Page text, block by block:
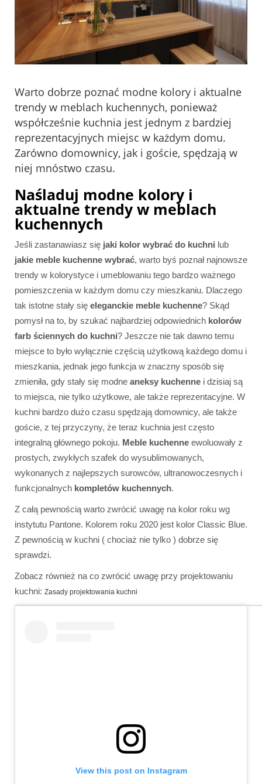
Warto dobrze poznać modne kolory i aktualne
trendy w meblach kuchennych, ponieważ
współcześnie kuchnia jest jednym z bardziej
reprezentacyjnych miejsc w każdym domu.
Zarówno domownicy, jak i goście, spędzają w
niej mnóstwo czasu.
Naśladuj modne kolory i
aktualne trendy w meblach
kuchennych
Jeśli zastanawiasz się jaki kolor wybrać do kuchni lub
jakie meble kuchenne wybrać, warto byś poznał najnowsze
trendy w kolorystyce i umeblowaniu tego bardzo ważnego
pomieszczenia w każdym domu czy mieszkaniu. Dlaczego
tak istotne stały się eleganckie meble kuchenne? Skąd
pomysł na to, by szukać najbardziej odpowiednich kolorów
farb ściennych do kuchni? Jeszcze nie tak dawno temu
miejsce to było wyłącznie częścią użytkową każdego domu i
mieszkania, jednak jego funkcja w znaczny sposób się
zmieniła, gdy stały się modne aneksy kuchenne i dzisiaj są
to miejsca, nie tylko użytkowe, ale także reprezentacyjne. W
kuchni bardzo dużo czasu spędzają domownicy, ale także
goście, z tej przyczyny, że teraz kuchnia jest często
integralną głównego pokoju. Meble kuchenne ewoluowały z
prostych, zwykłych szafek do wysublimowanych,
wykonanych z najlepszych surowców, ultranowoczesnych i
funkcjonalnych kompletów kuchennych.
Z całą pewnością warto zwrócić uwagę na kolor roku wg
instytutu Pantone. Kolorem roku 2020 jest kolor Classic Blue.
Z pewnością w kuchni ( chociaż nie tylko ) dobrze się
sprawdzi.
Zobacz również na co zwrócić uwagę przy projektowaniu
kuchni: Zasady projektowania kuchni
View this post on Instagram